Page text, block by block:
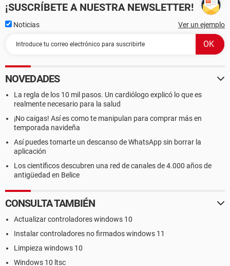
¡SUSCRÍBETE A NUESTRA NEWSLETTER!
Noticias Ver un ejemplo
NOVEDADES
La regla de los 10 mil pasos. Un cardiólogo explicó lo que es
realmente necesario para la salud
¡No caigas! Así es como te manipulan para comprar más en
temporada navideña
Así puedes tomarte un descanso de WhatsApp sin borrar la
aplicación
Los científicos descubren una red de canales de 4.000 años de
antigüedad en Belice
CONSULTA TAMBIÉN
Actualizar controladores windows 10
Instalar controladores no firmados windows 11
Limpieza windows 10
Windows 10 ltsc